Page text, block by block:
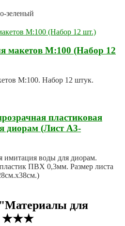
зеленый
макетов М:100 (Набор 12
М:100. Набор 12 штук.
пластиковая
диорам (Лист А3-
имитация воды для диорам.
ПВХ 0,3мм. Размер листа
"Материалы для
★★★